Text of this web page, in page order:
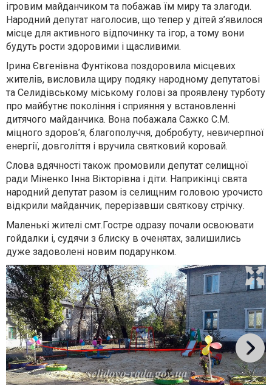
ігровим майданчиком та побажав їм миру та злагоди.
Народний депутат наголосив, що тепер у дітей з’явилося
місце для активного відпочинку та ігор, а тому вони
будуть рости здоровими і щасливими.
Ірина Євгенівна Фунтікова поздоровила місцевих
жителів, висловила щиру подяку народному депутатові
та Селидівському міському голові за проявлену турботу
про майбутнє покоління і сприяння у встановленні
дитячого майданчика. Вона побажала Сажко С.М.
міцного здоров’я, благополуччя, добробуту, невичерпної
енергії, довголіття і вручила святковий коровай.
Слова вдячності також промовили депутат селищної
ради Міненко Інна Вікторівна і діти. Наприкінці свята
народний депутат разом із селищним головою урочисто
відкрили майданчик, перерізавши святкову стрічку.
Маленькі жителі смт.Гостре одразу почали освоювати
гойдалки і, судячи з блиску в оченятах, залишились
дуже задоволені новим подарунком.